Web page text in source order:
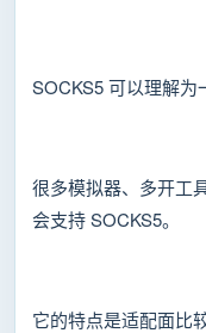
SOCKS5 可以理解为
很多模拟器、多开工
会支持 SOCKS5。
它的特点是适配面比